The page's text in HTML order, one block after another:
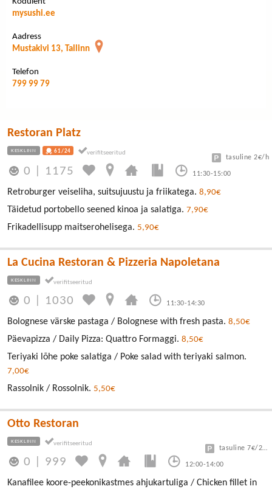
mysushi.ee
Aadress
Mustakivi 13, Tallinn
Telefon
799 99 79
Restoran Platz
KESKLINN 61/24
0 1175 11:30-15:00
tasuline 2€/h
Retroburger veiseliha, suitsujuustu ja friikatega. 8,90€
Täidetud portobello seened kinoa ja salatiga. 7,90€
Frikadellisupp maitserohelisega. 5,90€
La Cucina Restoran & Pizzeria Napoletana
KESKLINN
0 1030 11:30-14:30
Bolognese värske pastaga / Bolognese with fresh pasta. 8,50€
Päevapizza / Daily Pizza: Quattro Formaggi. 8,50€
Teriyaki lõhe poke salatiga / Poke salad with teriyaki salmon.
7,00€
Rassolnik / Rossolnik. 5,50€
Otto Restoran
KESKLINN
0 999 12:00-14:00
tasuline 7€/24h
Kanafilee koore-peekonikastmes ahjukartuliga / Chicken fillet in